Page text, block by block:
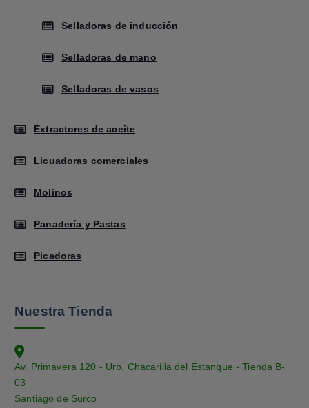
Selladoras de inducción
Selladoras de mano
Selladoras de vasos
Extractores de aceite
Licuadoras comerciales
Molinos
Panadería y Pastas
Picadoras
Nuestra Tienda
Av. Primavera 120 - Urb. Chacarilla del Estanque - Tienda B-
03
Santiago de Surco